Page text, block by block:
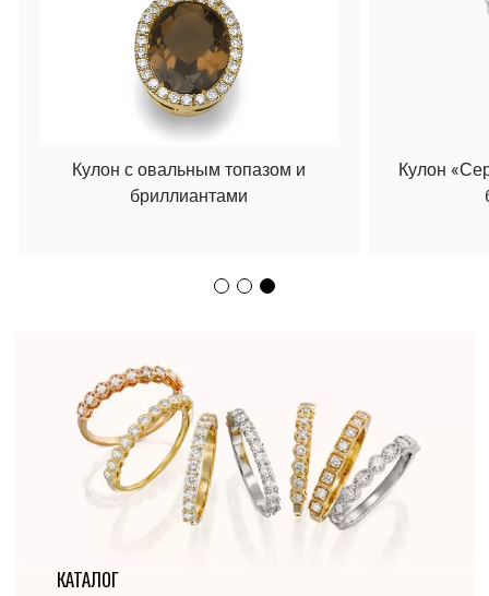
КАТАЛОГ
Кулон
Кулон с овальным топазом и
бриллиантами